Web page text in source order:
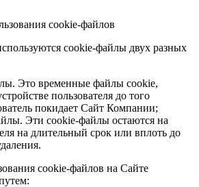
cookie-файлов
cookie-файлы двух разных
Это временные файлы cookie,
пользователя до того
покидает Сайт Компании;
Эти cookie-файлы остаются на
на длительный срок или вплоть до
cookie-файлов на Сайте